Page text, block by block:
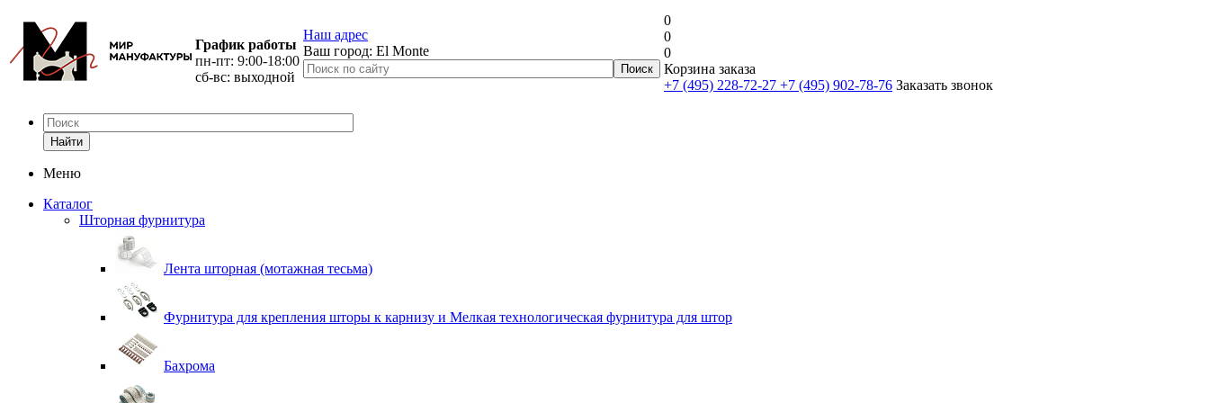
График работы
пн-пт: 9:00-18:00
сб-вс: выходной
Наш адрес
Ваш город: El Monte
0
0
0
Корзина заказа
+7 (495) 228-72-27 +7 (495) 902-78-76 Заказать звонок
Найти
Меню
Каталог
Шторная фурнитура
Лента шторная (мотажная тесьма)
Фурнитура для крепления шторы к карнизу и Мелкая технологическая фурнитура для штор
Бахрома